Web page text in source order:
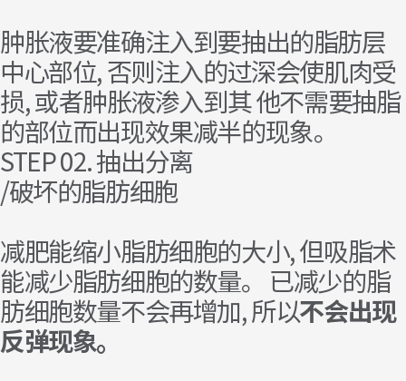
肿胀液要准确注入到要抽出的脂肪层
中心部位,否则注入的过深会使肌肉受
损, 或者肿胀液渗入到其 他不需要抽脂
的部位而出现效果减半的现象。
STEP 02. 抽出分离
/破坏的脂肪细胞
减肥能缩小脂肪细胞的大小, 但吸脂术
能减少脂肪细胞的数量。 已减少的脂
肪细胞数量不会再增加, 所以不会出现
反弹现象。